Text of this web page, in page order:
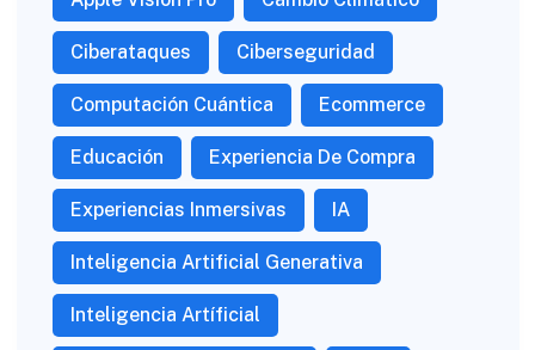
Ciberataques Ciberseguridad
Computación Cuántica Ecommerce
Educación Experiencia De Compra
Experiencias Inmersivas IA
Inteligencia Artificial Generativa
Inteligencia Artíficial